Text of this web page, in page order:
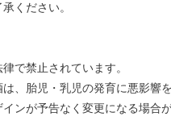
ください。
で禁止されています。
、胎児・乳児の発育に悪影響
ンが予告なく変更になる場合が